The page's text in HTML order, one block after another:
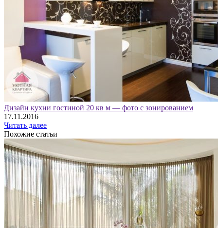
Дизайн кухни гостиной 20 кв м — фото с зонированием
17.11.2016
Читать далее
Похожие статьи